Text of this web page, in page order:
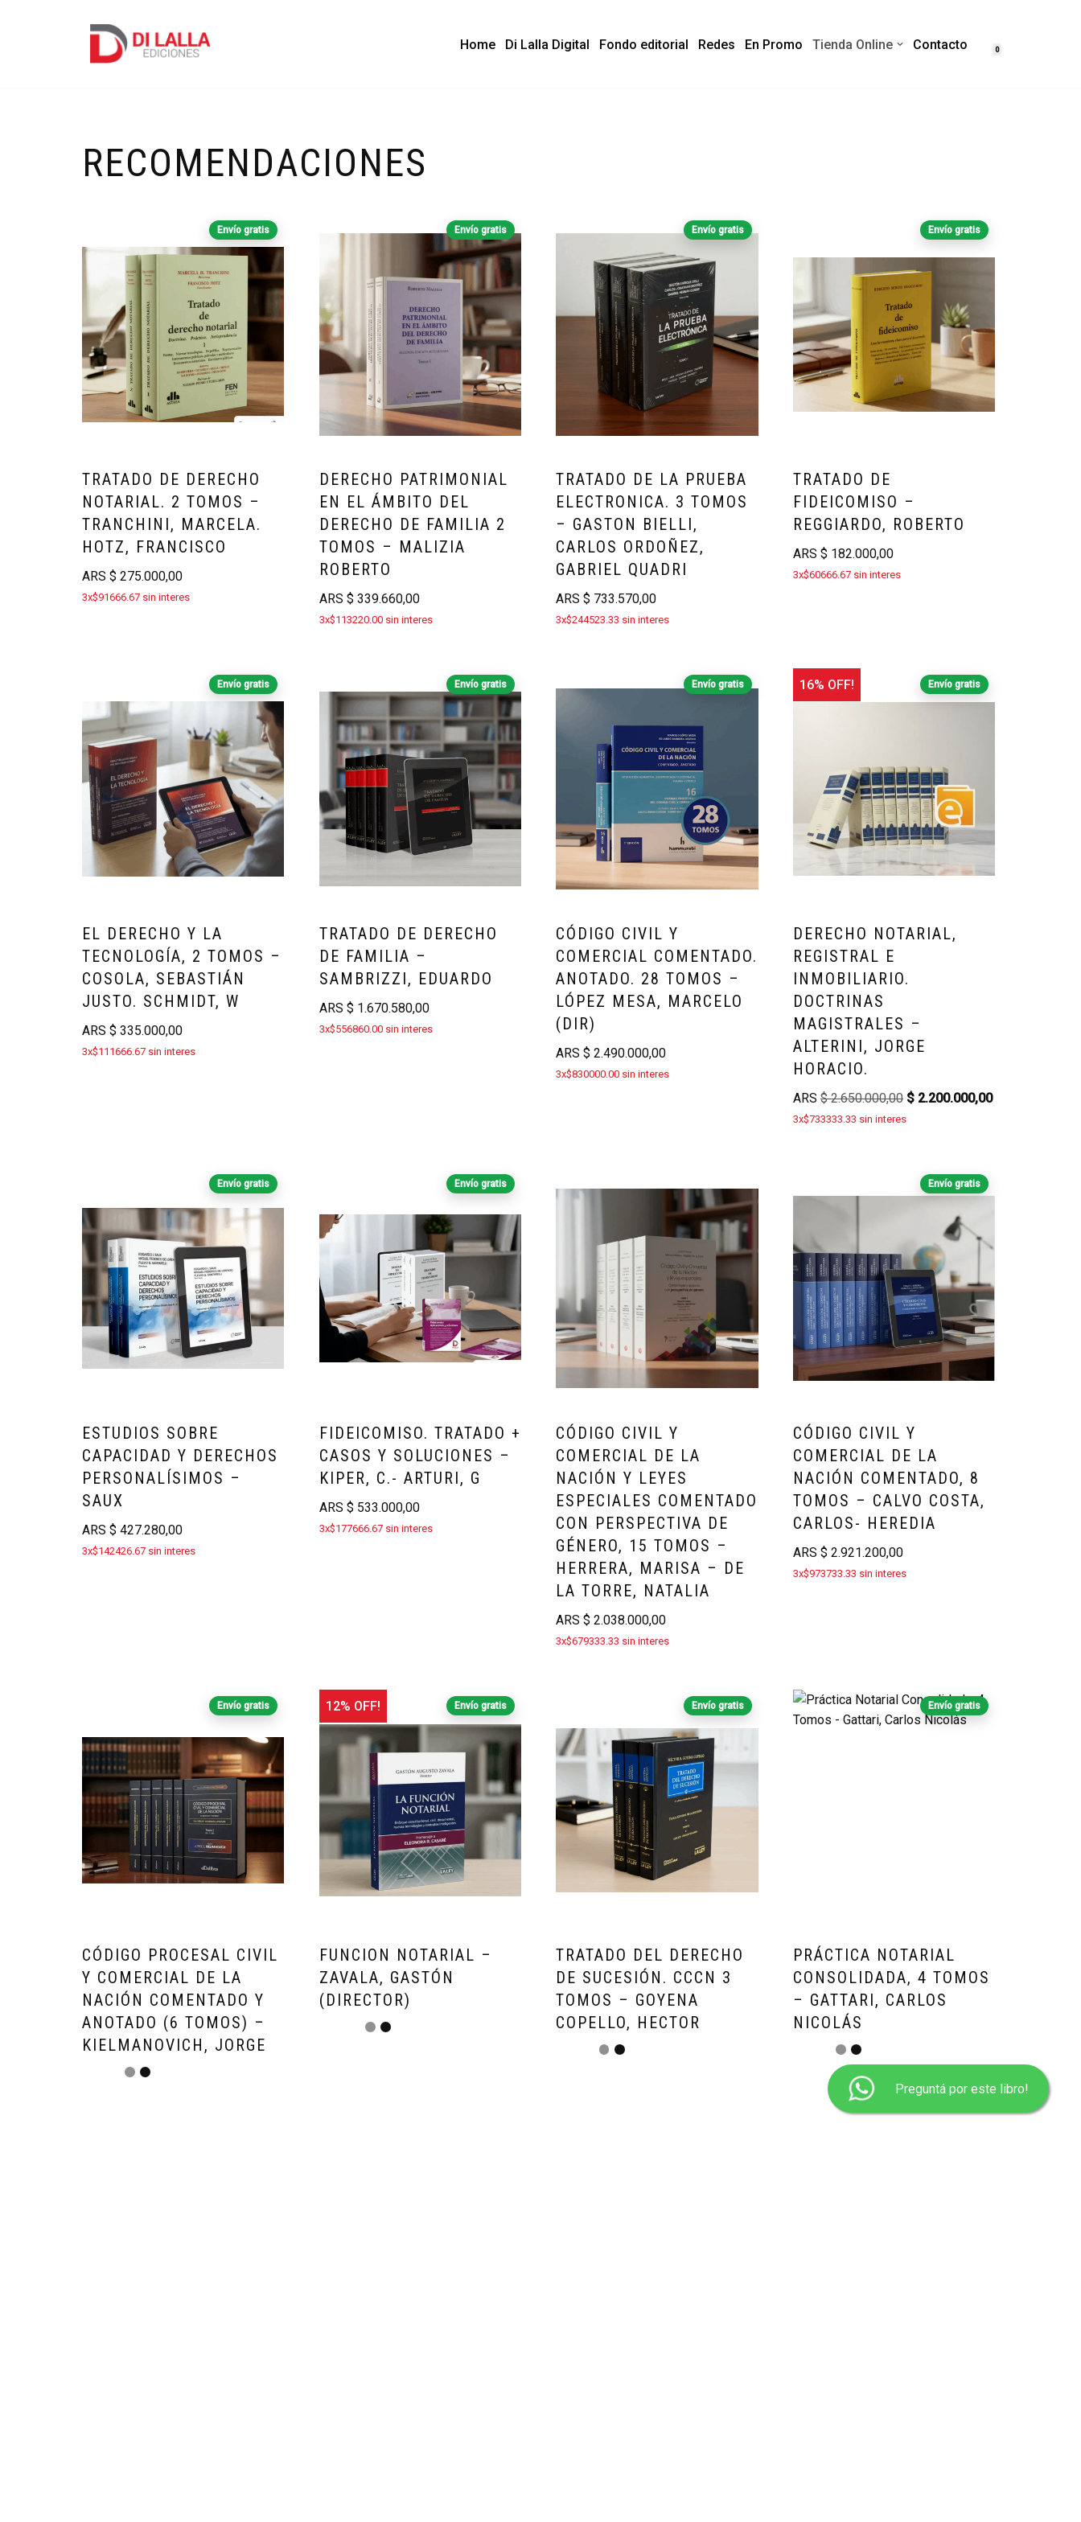
Home Di Lalla Digital Fondo editorial Redes En Promo Tienda Online Contacto 0
RECOMENDACIONES
Envío gratis
TRATADO DE DERECHO
NOTARIAL. 2 TOMOS –
TRANCHINI, MARCELA.
HOTZ, FRANCISCO
ARS $ 275.000,00
3x$91666.67 sin interes
Envío gratis
DERECHO PATRIMONIAL
EN EL ÁMBITO DEL
DERECHO DE FAMILIA 2
TOMOS – MALIZIA
ROBERTO
ARS $ 339.660,00
3x$113220.00 sin interes
Envío gratis
TRATADO DE LA PRUEBA
ELECTRONICA. 3 TOMOS
– GASTON BIELLI,
CARLOS ORDOÑEZ,
GABRIEL QUADRI
ARS$ 733.570,00
3x$244523.33 sin interes
Envío gratis
TRATADO DE
FIDEICOMISO –
REGGIARDO, ROBERTO
ARS$ 182.000,00
3x$60666.67 sin interes
Envío gratis
EL DERECHO Y LA
TECNOLOGÍA, 2 TOMOS –
COSOLA, SEBASTIÁN
JUSTO. SCHMIDT, W
ARS $ 335.000,00
3x$111666.67 sin interes
Envío gratis
TRATADO DE DERECHO
DE FAMILIA –
SAMBRIZZI, EDUARDO
ARS $ 1.670.580,00
3x$556860.00 sin interes
Envío gratis
CÓDIGO CIVIL Y
COMERCIAL COMENTADO.
ANOTADO. 28 TOMOS –
LÓPEZ MESA, MARCELO
(DIR)
ARS$ 2.490.000,00
3x$830000.00 sin interes
Envío gratis
16% OFF!
DERECHO NOTARIAL,
REGISTRAL E
INMOBILIARIO.
DOCTRINAS
MAGISTRALES –
ALTERINI, JORGE
HORACIO.
ARS$2.650.000,00 $ 2.200.000,00
3x$733333.33 sin interes
Envío gratis
ESTUDIOS SOBRE
CAPACIDAD Y DERECHOS
PERSONALÍSIMOS –
SAUX
ARS $ 427.280,00
3x$142426.67 sin interes
Envío gratis
FIDEICOMISO. TRATADO +
CASOS Y SOLUCIONES –
KIPER, C.- ARTURI, G
ARS $ 533.000,00
3x$177666.67 sin interes
CÓDIGO CIVIL Y
COMERCIAL DE LA
NACIÓN Y LEYES
ESPECIALES COMENTADO
CON PERSPECTIVA DE
GÉNERO, 15 TOMOS –
HERRERA, MARISA – DE
LA TORRE, NATALIA
ARS$ 2.038.000,00
3x$679333.33 sin interes
Envío gratis
CÓDIGO CIVIL Y
COMERCIAL DE LA
NACIÓN COMENTADO, 8
TOMOS – CALVO COSTA,
CARLOS- HEREDIA
ARS$ 2.921.200,00
3x$973733.33 sin interes
Envío gratis
CÓDIGO PROCESAL CIVIL
Y COMERCIAL DE LA
NACIÓN COMENTADO Y
ANOTADO (6 TOMOS) –
KIELMANOVICH, JORGE
262.000,00
Envío gratis
12% OFF!
FUNCION NOTARIAL –
ZAVALA, GASTÓN
(DIRECTOR)
340.000,00
Envío gratis
TRATADO DEL DERECHO
DE SUCESIÓN. CCCN 3
TOMOS – GOYENA
COPELLO, HECTOR
784.800,00
Envío gratis
PRÁCTICA NOTARIAL
CONSOLIDADA, 4 TOMOS
– GATTARI, CARLOS
NICOLÁS
1.291.650,00
3x$430550.00 sin interes
Preguntá por este libro!